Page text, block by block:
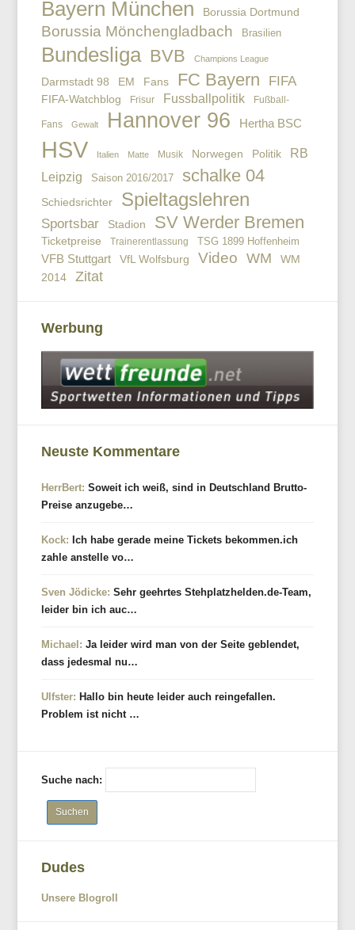
Bayern München Borussia Dortmund
Borussia Mönchengladbach Brasilien
Bundesliga BVB Champions League
Darmstadt 98 EM Fans FC Bayern FIFA
FIFA-Watchblog Frisur Fussballpolitik Fußball-
Fans Gewalt Hannover 96 Hertha BSC
HSV Italien Matte Musik Norwegen Politik
RB
Leipzig
Saison 2016/2017 schalke 04
Schiedsrichter Spieltagslehren
Sportsbar Stadion SV Werder Bremen
Ticketpreise Trainerentlassung TSG 1899 Hoffenheim
VFB Stuttgart VfL Wolfsburg Video WM
WM
2014
Zitat
Werbung
Neuste Kommentare
HerrBert: Soweit ich weiß, sind in Deutschland Brutto-
Preise anzugebe…
Kock: Ich habe gerade meine Tickets bekommen.ich
zahle anstelle vo…
Sven Jödicke: Sehr geehrtes Stehplatzhelden.de-Team,
leider bin ich auc…
Michael: Ja leider wird man von der Seite geblendet,
dass jedesmal nu…
Ulfster: Hallo bin heute leider auch reingefallen.
Problem ist nicht …
Suche nach:
Dudes
Unsere Blogroll